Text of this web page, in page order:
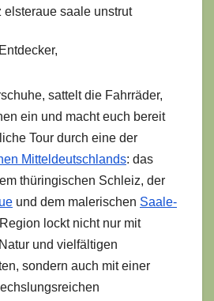
sattelt die Fahrräder,
ein und macht euch bereit
Tour durch eine der
Mitteldeutschlands: das
thüringischen Schleiz, der
und dem malerischen Saale-
lockt nicht nur mit
und vielfältigen
sondern auch mit einer